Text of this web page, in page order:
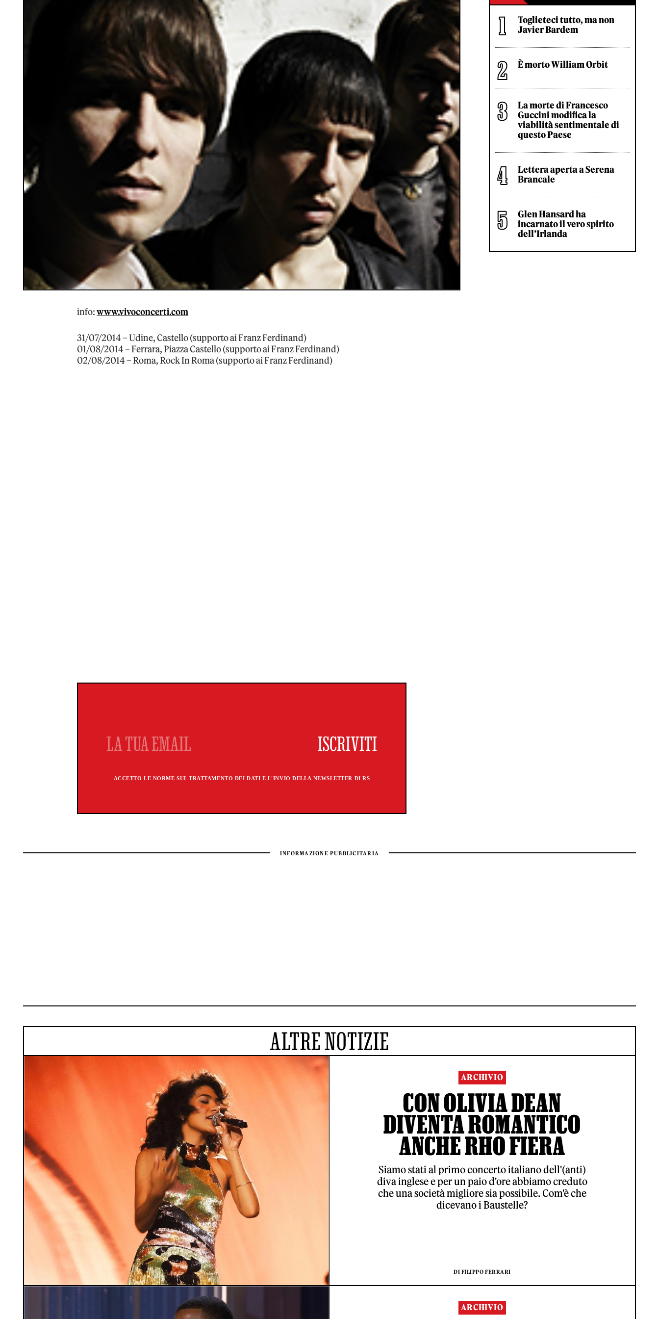
info:www.vivoconcerti.com
31/07/2014 – Udine, Castello (supporto ai Franz Ferdinand)
01/08/2014 – Ferrara, Piazza Castello (supporto ai Franz Ferdinand)
02/08/2014 – Roma, Rock In Roma (supporto ai Franz Ferdinand)
ACCETTO LE NORME SUL TRATTAMENTO DEI DATI E L'INVIO DELLA NEWSLETTER DI RS
Toglieteci tutto, ma non
Javier Bardem
È morto William Orbit
La morte di Francesco
Guccini modifica la
viabilità sentimentale di
questo Paese
Lettera aperta a Serena
Brancale
Glen Hansard ha
incarnato il vero spirito
dell’Irlanda
ALTRE NOTIZIE
ARCHIVIO
CON OLIVIA DEAN
DIVENTA ROMANTICO
ANCHE RHO FIERA
Siamo stati al primo concerto italiano dell'(anti)
diva inglese e per un paio d'ore abbiamo creduto
che una società migliore sia possibile. Com'è che
dicevano i Baustelle?
DI FILIPPO FERRARI
ARCHIVIO